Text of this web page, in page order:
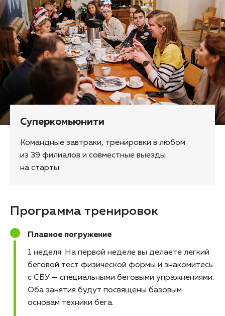
Суперкомьюнити
Командные завтраки, тренировки в любом
из 39 филиалов и совместные выезды
на старты
Программа тренировок
Плавное погружение
1 неделя На первой неделе вы делаете легкий
беговой тест физической формы и знакомитесь
с СБУ — специальными беговыми упражнениями.
Оба занятия будут посвящены базовым
основам техники бега.